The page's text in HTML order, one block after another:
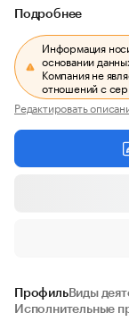
Подробнее
Информация
основании
Компания не
отношений с
Редактировать
ПрофильВиды
Исполнительные